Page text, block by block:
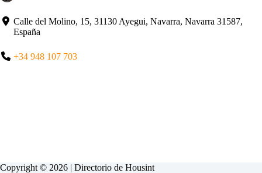
Calle del Molino, 15, 31130 Ayegui, Navarra, Navarra 31587,
España
+34 948 107 703
Copyright © 2026 | Directorio de Housint